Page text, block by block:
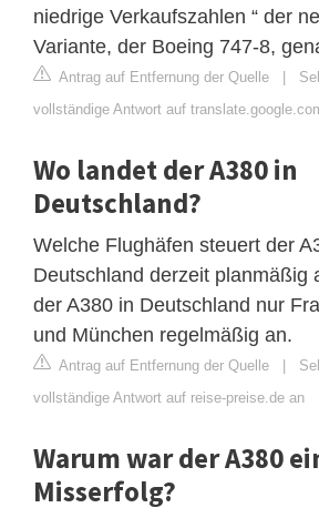
niedrige Verkaufszahlen “ der
Variante, der Boeing 747-8,
Antrag auf Entfernung der Quelle |
vollständige Antwort auf
Wo landet der A380 in
Deutschland?
Welche Flughäfen steuert der
Deutschland derzeit planmäßig
der A380 in Deutschland nur
und München regelmäßig an.
Antrag auf Entfernung der Quelle |
vollständige Antwort auf reise-preise.de an
Warum war der A380
Misserfolg?